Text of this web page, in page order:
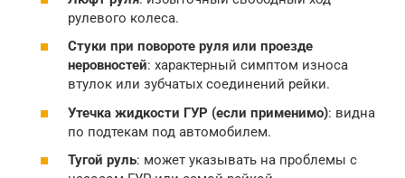
рулевого колеса.
Cтуки при повороте руля или проезде
неровностей: характерный симптом износа
втулок или зубчатых соединений рейки.
Утечка жидкости ГУР (если применимо): видна
по подтекам под автомобилем.
Тугой руль: может указывать на проблемы с